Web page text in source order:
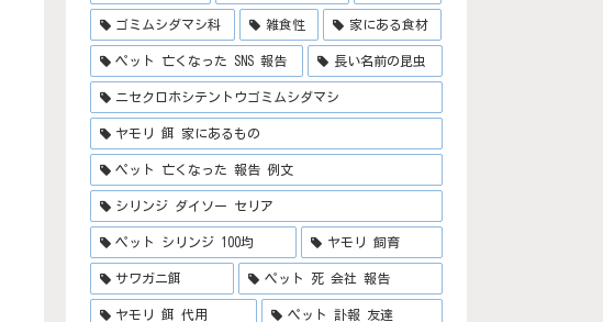
ゴミムシダマシ科 雑食性 家にある食材
ペット 亡くなった SNS 報告 長い名前の昆虫
ニセクロホシテントウゴミムシダマシ
ヤモリ 餌 家にあるもの
ペット 亡くなった 報告 例文
シリンジ ダイソー セリア
ペット シリンジ 100均 ヤモリ 飼育
サワガニ餌 ペット 死 会社 報告
ヤモリ 餌 代用 ペット 訃報 友達